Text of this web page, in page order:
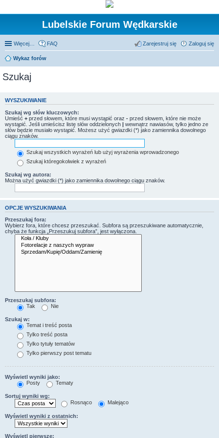
Lubelskie Forum Wędkarskie
Więcej… FAQ Zaloguj się
Zarejestruj się
Wykaz forów
Szukaj
WYSZUKIWANIE
Szukaj wg słów kluczowych:
Umieść + przed słowem, które musi wystąpić oraz - przed słowem, które nie może
wystąpić. Jeśli umieścisz listę słów oddzielonych | wewnątrz nawiasów, tylko jedno ze
słów będzie musiało wystąpić. Możesz użyć gwiazdki (*) jako zamiennika dowolnego
ciągu znaków.
Szukaj wszystkich wyrażeń lub użyj wyrażenia wprowadzonego
Szukaj któregokolwiek z wyrażeń
Szukaj wg autora:
Można użyć gwiazdki (*) jako zamiennika dowolnego ciągu znaków.
OPCJE WYSZUKIWANIA
Przeszukaj fora:
Wybierz fora, które chcesz przeszukać. Subfora są przeszukiwane automatycznie,
chyba że funkcja „Przeszukuj subfora”, jest wyłączona.
Przeszukaj subfora:
Tak
Nie
Szukaj w:
Temat i treść posta
Tylko treść posta
Tylko tytuły tematów
Tylko pierwszy post tematu
Wyświetl wyniki jako:
Posty
Tematy
Sortuj wyniki wg:
Rosnąco
Malejąco
Wyświetl wyniki z ostatnich:
Wyświetl pierwsze: